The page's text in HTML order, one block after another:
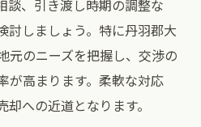
談、引き渡し時期の調整な
討しましょう。特に丹羽郡大
元のニーズを把握し、交渉の
が高まります。柔軟な対応
への近道となります。